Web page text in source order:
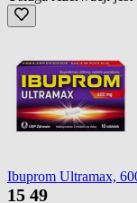
Ibuprom Ultramax,
15 49